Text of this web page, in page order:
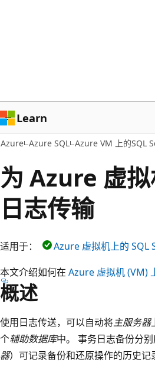
容
Learn
Azure Azure SQL Azure VM 上的SQL
为 Azure 虚
日志传输
适用于：
Azure 虚拟机上的 SQL
本文介绍如何在 Azure 虚拟机 (VM)
概述
使用日志传送，可以自动将主服务器
个辅助数据库中。 事务日志备份分
器）可记录备份和还原操作的历史记